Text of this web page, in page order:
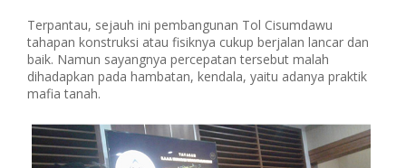
Terpantau, sejauh ini pembangunan Tol Cisumdawu
tahapan konstruksi atau fisiknya cukup berjalan lancar dan
baik. Namun sayangnya percepatan tersebut malah
dihadapkan pada hambatan, kendala, yaitu adanya praktik
mafia tanah.